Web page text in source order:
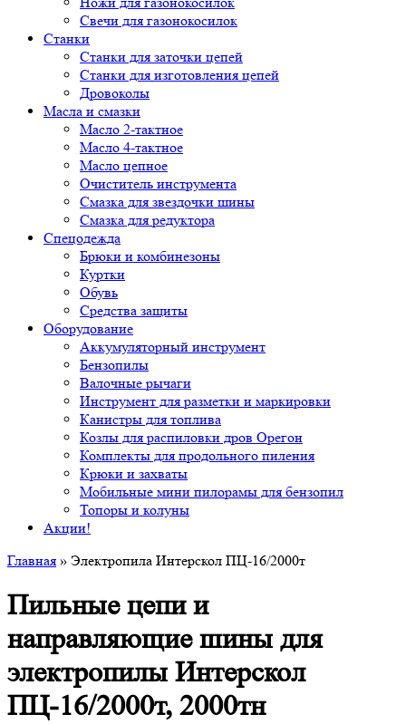
Свечи для газонокосилок
Станки
Cтанки для заточки цепей
Станки для изготовления цепей
Дровоколы
Масла и смазки
Масло 2-тактное
Масло 4-тактное
Масло цепное
Очиститель инструмента
Смазка для звездочки шины
Смазка для редуктора
Спецодежда
Брюки и комбинезоны
Куртки
Обувь
Средства защиты
Оборудование
Аккумуляторный инструмент
Бензопилы
Валочные рычаги
Инструмент для разметки и маркировки
Канистры для топлива
Козлы для распиловки дров Орегон
Комплекты для продольного пиления
Крюки и захваты
Мобильные мини пилорамы для бензопил
Топоры и колуны
Акции!
Главная » Электропила Интерскол ПЦ-16/2000т
Пильные цепи и
направляющие шины для
электропилы Интерскол
ПЦ-16/2000т, 2000тн